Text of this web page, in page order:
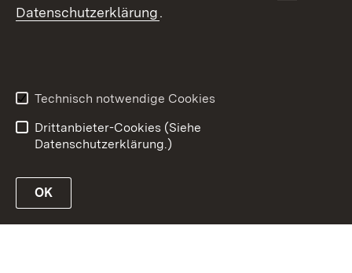
Datenschutzerklärung.
Technisch notwendige Cookies
Drittanbieter-Cookies (Siehe
Datenschutzerklärung.)
OK